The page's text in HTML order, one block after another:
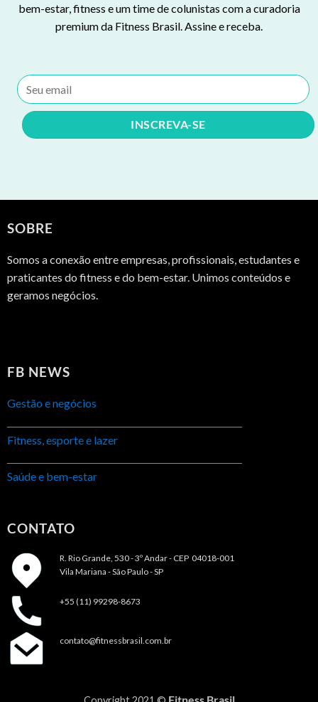
bem-estar, fitness e um time de colunistas com a curadoria
premium da Fitness Brasil. Assine e receba.
SOBRE
Somos a conexão entre empresas, profissionais, estudantes e
praticantes do fitness e do bem-estar. Unimos conteúdos e
geramos negócios.
FB NEWS
Gestão e negócios
Fitness, esporte e lazer
Saúde e bem-estar
CONTATO
R. Rio Grande, 530 - 3º Andar - CEP 04018-001
Vila Mariana - São Paulo - SP
+55 (11) 99298-8673
contato@fitnessbrasil.com.br